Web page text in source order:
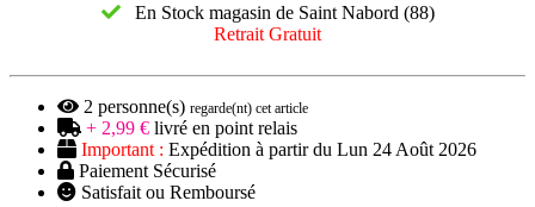
En Stock magasin de Saint Nabord (88)
Retrait Gratuit
2 personne(s) regarde(nt) cet article
+ 2,99 € livré en point relais
Important : Expédition à partir du Lun 24 Août 2026
Paiement Sécurisé
Satisfait ou Remboursé